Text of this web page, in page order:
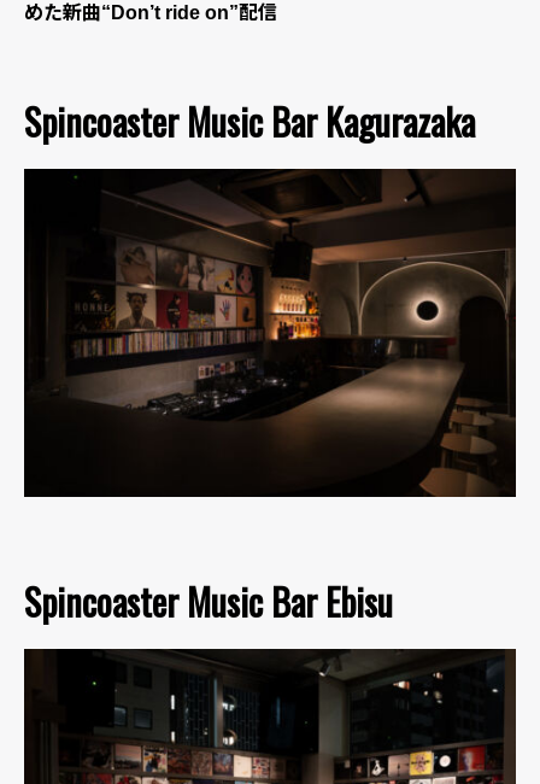
めた新曲“Don’t ride on”配信
Spincoaster Music Bar Kagurazaka
Spincoaster Music Bar Ebisu